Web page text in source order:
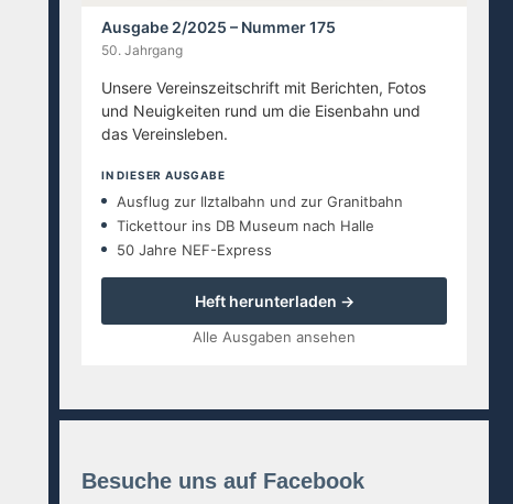
Ausgabe 2/2025 – Nummer 175
50. Jahrgang
Unsere Vereinszeitschrift mit Berichten, Fotos
und Neuigkeiten rund um die Eisenbahn und
das Vereinsleben.
IN DIESER AUSGABE
Ausflug zur Ilztalbahn und zur Granitbahn
Tickettour ins DB Museum nach Halle
50 Jahre NEF-Express
Heft herunterladen →
Alle Ausgaben ansehen
Besuche uns auf Facebook